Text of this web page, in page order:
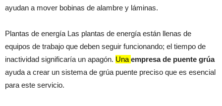
ayudan a mover bobinas de alambre y láminas.
Plantas de energía Las plantas de energía están llenas de
equipos de trabajo que deben seguir funcionando; el tiempo de
inactividad significaría un apagón. Una empresa de puente grúa
ayuda a crear un sistema de grúa puente preciso que es esencial
para este servicio.